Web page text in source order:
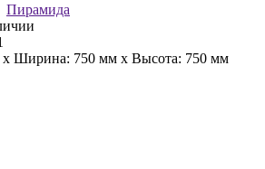
Пирамида
x Ширина: 750 мм x Высота: 750 мм